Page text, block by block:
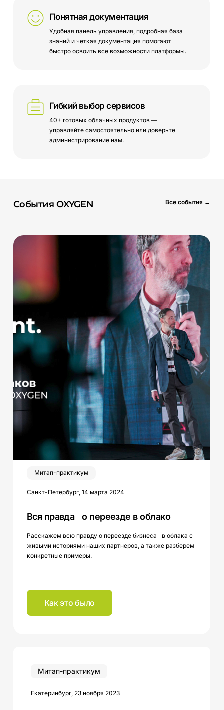
Понятная документация
Удобная панель управления, подробная база
знаний и четкая документация помогают
быстро освоить все возможности платформы.
Гибкий выбор сервисов
40+ готовых облачных продуктов —
управляйте самостоятельно или доверьте
администрирование нам.
События OXYGEN Все события →
Митап-практикум
Санкт-Петербург, 14 марта 2024
Вся правда о переезде в облако
Расскажем всю правду о переезде бизнеса в облака с
живыми историями наших партнеров, а также разберем
конкретные примеры.
Как это было
проектируем,
внедряем
Митап-практикум
Екатеринбург, 23 ноября 2023